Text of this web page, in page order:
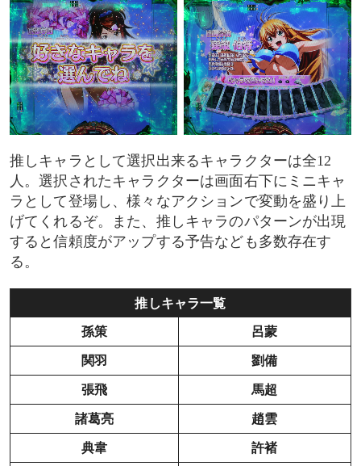
推しキャラとして選択出来るキャラクターは全12
人。選択されたキャラクターは画面右下にミニキャ
ラとして登場し、様々なアクションで変動を盛り上
げてくれるぞ。また、推しキャラのパターンが出現
すると信頼度がアップする予告なども多数存在す
る。
推しキャラ一覧
孫策 呂蒙
関羽 劉備
張飛 馬超
諸葛亮 趙雲
典韋 許褚